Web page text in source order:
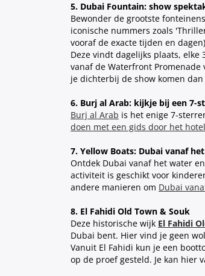
5. Dubai Fountain: show
Bewonder de grootste
iconische nummers zoals
vooraf de exacte tijden en
Deze vindt dagelijks plaats,
vanaf de Waterfront Promenade
je dichterbij de show komen dan
6. Burj al Arab: kijkje bij een 7-
Burj al Arab is het enige 7-
doen met een gids door het hotel
7. Yellow Boats: Dubai vanaf
Ontdek Dubai vanaf het water
activiteit is geschikt voor
andere manieren om Dubai
8. El Fahidi Old Town & Souk
Deze historische wijk El Fahidi
Dubai bent. Hier vind je geen
Vanuit El Fahidi kun je een
op de proef gesteld. Je kan hier